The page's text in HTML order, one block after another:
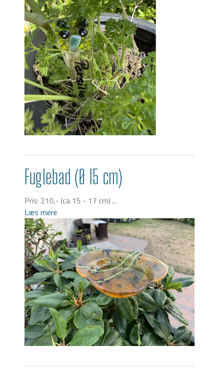
Fuglebad (Ø 15 cm)
Pris: 210,- (ca 15 - 17 cm) ...
Læs mere